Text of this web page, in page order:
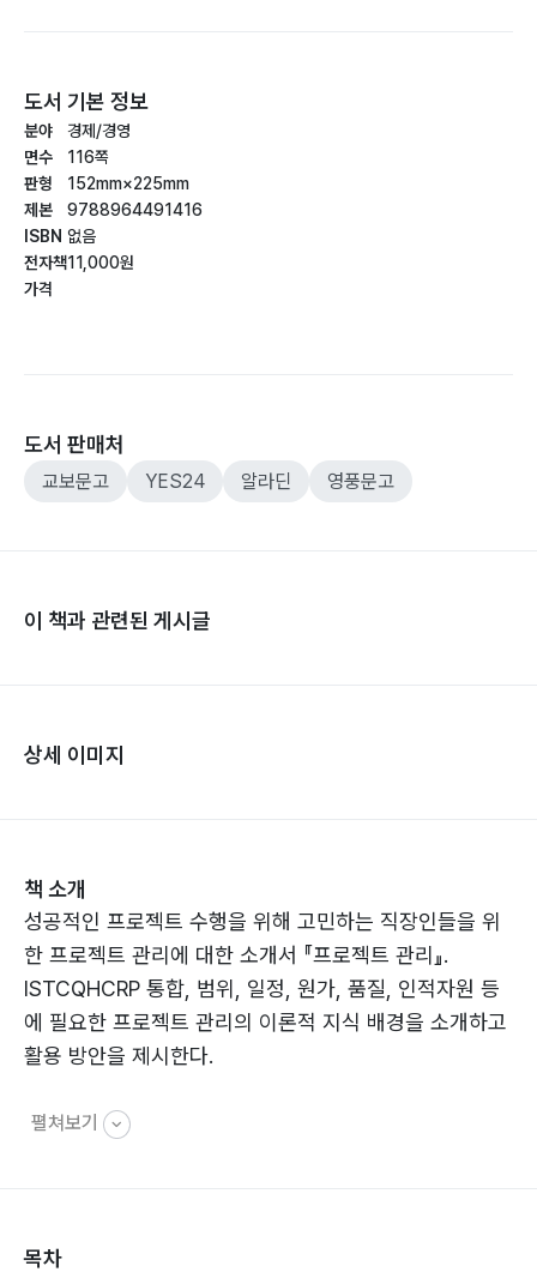
도서 기본 정보
분야
면수
판형
제본
ISBN
전자책
가격
경제/경영
116쪽
152mm×225mm
9788964491416
없음
11,000원
도서 판매처
교보문고 YES24 알라딘 영풍문고
이 책과 관련된 게시글
상세 이미지
책 소개
성공적인 프로젝트 수행을 위해 고민하는 직장인들을 위
한 프로젝트 관리에 대한 소개서 『프로젝트 관리』.
ISTCQHCRP 통합, 범위, 일정, 원가, 품질, 인적자원 등
에 필요한 프로젝트 관리의 이론적 지식 배경을 소개하고
활용 방안을 제시한다.
펼쳐보기
목차